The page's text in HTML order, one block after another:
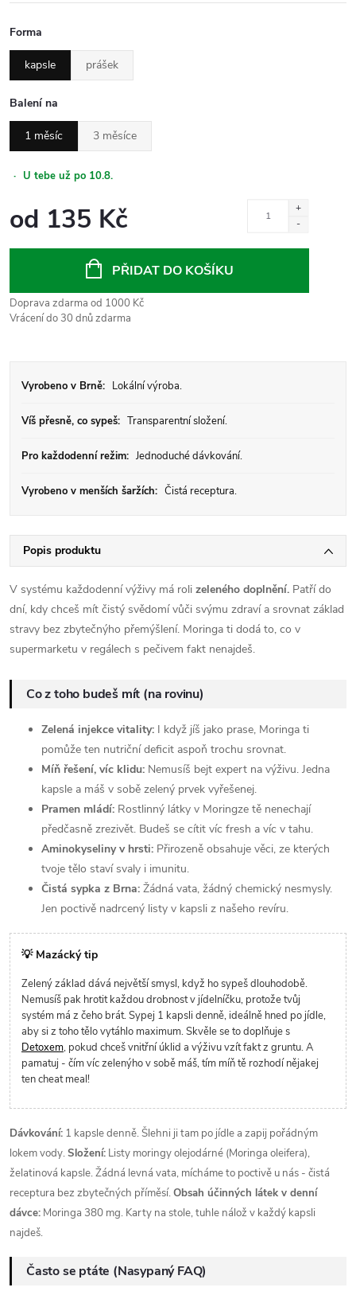
Forma
kapsle prášek
Balení na
1 měsíc 3 měsíce
· U tebe už po 10.8.
od 135 Kč
PŘIDAT DO KOŠÍKU
Doprava zdarma od 1000 Kč
Vrácení do 30 dnů zdarma
Vyrobeno v Brně: Lokální výroba.
Víš přesně, co sypeš: Transparentní složení.
Pro každodenní režim: Jednoduché dávkování.
Vyrobeno v menších šaržích: Čistá receptura.
Popis produktu
V systému každodenní výživy má roli zeleného doplnění. Patří do
dní, kdy chceš mít čistý svědomí vůči svýmu zdraví a srovnat základ
stravy bez zbytečnýho přemýšlení. Moringa ti dodá to, co v
supermarketu v regálech s pečivem fakt nenajdeš.
Co z toho budeš mít (na rovinu)
Zelená injekce vitality: I když jíš jako prase, Moringa ti
pomůže ten nutriční deficit aspoň trochu srovnat.
Míň řešení, víc klidu: Nemusíš bejt expert na výživu. Jedna
kapsle a máš v sobě zelený prvek vyřešenej.
Pramen mládí: Rostlinný látky v Moringze tě nenechají
předčasně zrezivět. Budeš se cítit víc fresh a víc v tahu.
Aminokyseliny v hrsti: Přirozeně obsahuje věci, ze kterých
tvoje tělo staví svaly i imunitu.
Čistá sypka z Brna: Žádná vata, žádný chemický nesmysly.
Jen poctivě nadrcený listy v kapsli z našeho revíru.
💡 Mazácký tip
Zelený základ dává největší smysl, když ho sypeš dlouhodobě.
Nemusíš pak hrotit každou drobnost v jídelníčku, protože tvůj
systém má z čeho brát. Sypej 1 kapsli denně, ideálně hned po jídle,
aby si z toho tělo vytáhlo maximum. Skvěle se to doplňuje s
Detoxem, pokud chceš vnitřní úklid a výživu vzít fakt z gruntu. A
pamatuj - čím víc zelenýho v sobě máš, tím míň tě rozhodí nějakej
ten cheat meal!
Dávkování: 1 kapsle denně. Šlehni ji tam po jídle a zapij pořádným
lokem vody.Složení: Listy moringy olejodárné (Moringa oleifera),
želatinová kapsle. Žádná levná vata, mícháme to poctivě u nás - čistá
receptura bez zbytečných příměsí.Obsah účinných látek v denní
dávce: Moringa 380 mg. Karty na stole, tuhle nálož v každý kapsli
najdeš.
Často se ptáte (Nasypaný FAQ)